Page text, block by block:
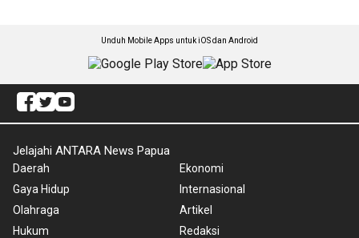
Unduh Mobile Apps untuk iOS dan Android
Jelajahi ANTARA News Papua
Daerah
Gaya Hidup
Olahraga
Hukum
Ekonomi
Internasional
Artikel
Redaksi